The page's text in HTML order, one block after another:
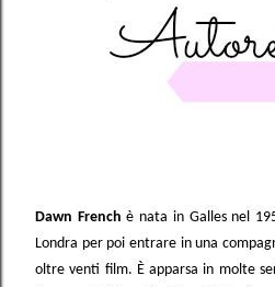
Dawn Frenchè nata in Galles nel
Londra per poi entrare in una
oltre venti film. È apparsa in molte